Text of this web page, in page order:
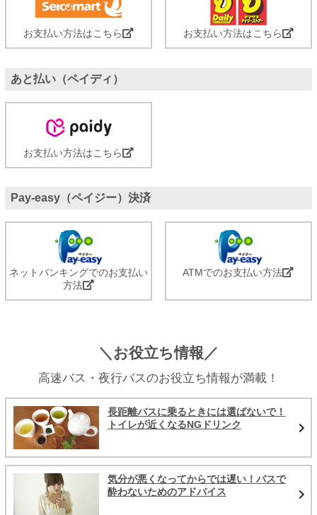
お支払い方法はこちら お支払い方法はこちら
あと払い（ペイディ）
お支払い方法はこちら
Pay-easy（ペイジー）決済
ネットバンキングでのお支払い
方法
ATMでのお支払い方法
＼お役立ち情報／
高速バス・夜行バスのお役立ち情報が満載！
長距離バスに乗るときには選ばないで！
トイレが近くなるNGドリンク
気分が悪くなってからでは遅い！バスで
酔わないためのアドバイス